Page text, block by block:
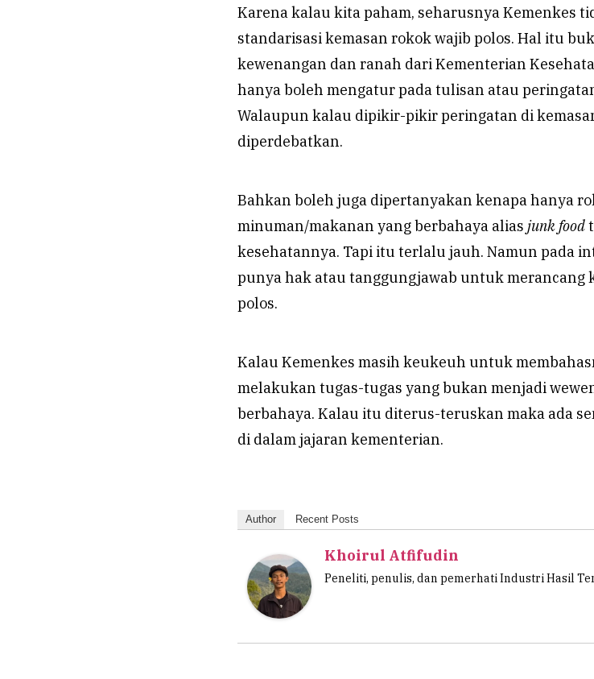
Karena kalau kita paham, seharusnya Kemenkes
standarisasi kemasan rokok wajib polos. Hal itu
kewenangan dan ranah dari Kementerian
hanya boleh mengatur pada tulisan atau
Walaupun kalau dipikir-pikir peringatan di
diperdebatkan.
Bahkan boleh juga dipertanyakan kenapa hanya
minuman/makanan yang berbahaya alias junk food
kesehatannya. Tapi itu terlalu jauh. Namun pada
punya hak atau tanggungjawab untuk merancang
polos.
Kalau Kemenkes masih keukeuh untuk
melakukan tugas-tugas yang bukan menjadi
berbahaya. Kalau itu diterus-teruskan maka ada
di dalam jajaran kementerian.
Author Recent Posts
Khoirul Atfifudin
Peneliti, penulis, dan pemerhati Industri Hasil